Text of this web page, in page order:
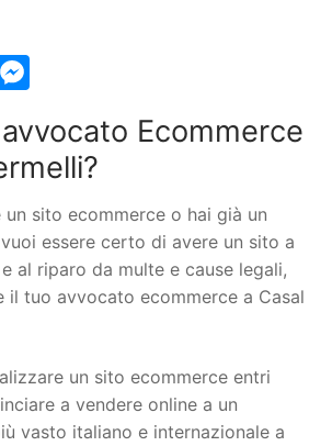
Ecommerce
un sito ecommerce o hai già un
essere certo di avere un sito a
al riparo da multe e cause legali,
il tuo avvocato ecommerce a Casal
un sito ecommerce entri
a vendere online a un
vasto italiano e internazionale a